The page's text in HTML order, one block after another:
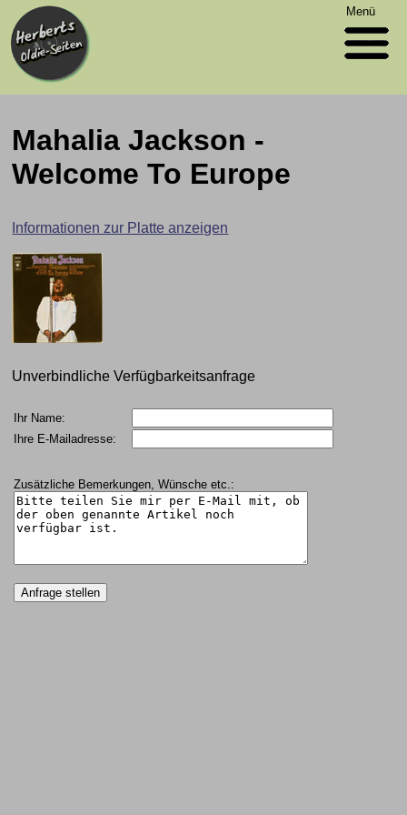
Menü
Mahalia Jackson -
Welcome To Europe
Informationen zur Platte anzeigen
Unverbindliche Verfügbarkeitsanfrage
Ihr Name:
Ihre E-Mailadresse:
Zusätzliche Bemerkungen, Wünsche etc.: